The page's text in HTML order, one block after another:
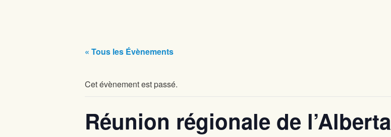
« Tous les Évènements
Cet évènement est passé.
Réunion régionale de l’Alberta